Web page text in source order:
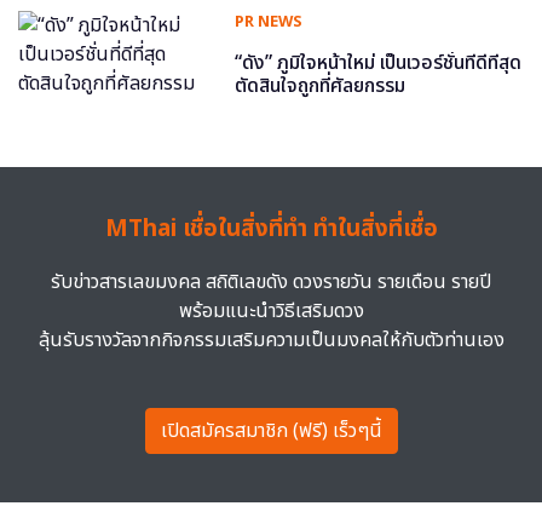
PR NEWS
“ดัง” ภูมิใจหน้าใหม่ เป็นเวอร์ชั่นที่ดีที่สุด
ตัดสินใจถูกที่ศัลยกรรม
MThai เชื่อในสิ่งที่ทำ ทำในสิ่งที่เชื่อ
รับข่าวสารเลขมงคล สถิติเลขดัง ดวงรายวัน รายเดือน รายปี
พร้อมแนะนำวิธีเสริมดวง
ลุ้นรับรางวัลจากกิจกรรมเสริมความเป็นมงคลให้กับตัวท่านเอง
เปิดสมัครสมาชิก (ฟรี) เร็วๆนี้